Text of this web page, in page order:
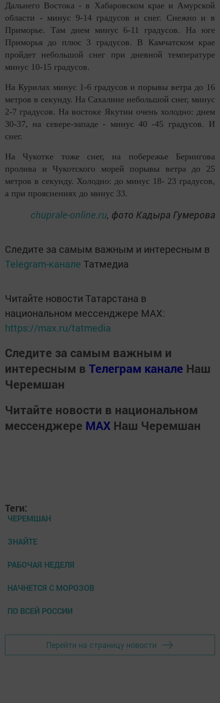
Дальнего Востока - в Хабаровском крае и Амурской
области - минус 9-14 градусов и снег. Снежно и в
Приморье. Там днем минус 6-11 градусов. На юге
Приморья до плюс 3 градусов. В Камчатском крае
пройдет небольшой снег при дневной температуре
минус 10-15 градусов.
На Курилах минус 1-6 градусов и порывы ветра до 16
метров в секунду. На Сахалине небольшой снег, минус
2-7 градусов. На востоке Якутии очень холодно: днем
30-37, на севере-западе - минус 40 -45 градусов. И
снег.
На Чукотке тоже снег, на побережье Берингова
пролива и Чукотского морей порывы ветра до 25
метров в секунду. Холодно: до минус 18- 23 градусов,
а при прояснениях до минус 33.
chuprale-online.ru, фото Кадыра Гумерова
Следите за самым важным и интересным в
Telegram-канале Татмедиа
Читайте новости Татарстана в
национальном мессенджере MАХ:
https://max.ru/tatmedia
Следите за самым важным и
интересным в Телеграм канале Наш
Черемшан
Читайте новости в национальном
мессенджере MАХ Наш Черемшан
Теги:
ЧЕРЕМШАН
ЗНАЙТЕ
РАБОЧАЯ НЕДЕЛЯ
НАЧНЕТСЯ С МОРОЗОВ
ПО ВСЕЙ РОССИИ
Перейти на страницу новости